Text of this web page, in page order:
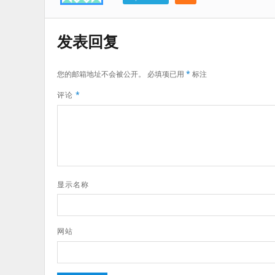
发表回复
您的邮箱地址不会被公开。 必填项已用 *标注
评论 *
显示名称
网站